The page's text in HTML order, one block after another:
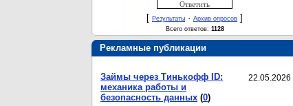
[ Результаты · Архив опросов ]
Всего ответов: 1128
Рекламные публикации
22.05.2026
Займы через Тинькофф ID:
механика работы и
безопасность данных (0)